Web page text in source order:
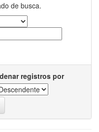
de busca.
registros por